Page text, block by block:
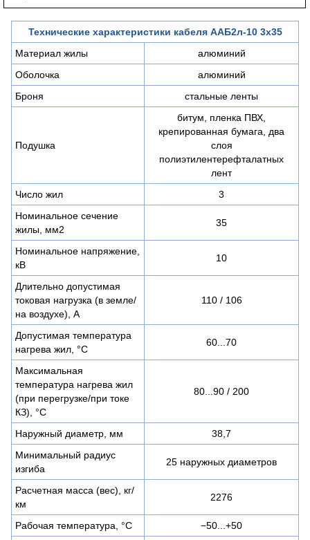
Технические характеристики кабеля ААБ2л-10 3х35
Материал жилы
алюминий
Оболочка
алюминий
Броня
стальные ленты
Подушка
битум, пленка ПВХ,
крепированная бумага, два
слоя
полиэтилентерефталатных
лент
Число жил
3
Номинальное сечение
жилы, мм2
35
Номинальное напряжение,
кВ
10
Длительно допустимая
токовая нагрузка (в земле/
на воздухе), А
110 / 106
Допустимая температура
нагрева жил, °C
60...70
Максимальная
температура нагрева жил
(при перегрузке/при токе
КЗ), °C
80...90 / 200
Наружный диаметр, мм
38,7
Минимальный радиус
изгиба
25 наружных диаметров
Расчетная масса (вес), кг/
км
2276
Рабочая температура, °C
−50...+50